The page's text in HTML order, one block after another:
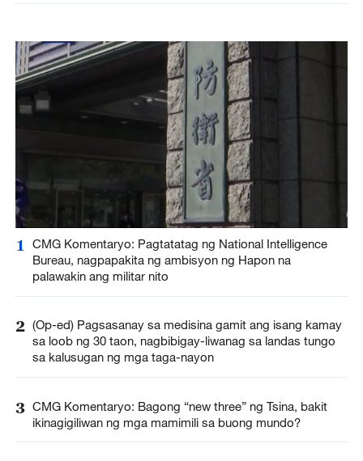
1
CMG Komentaryo: Pagtatatag ng National Intelligence
Bureau, nagpapakita ng ambisyon ng Hapon na
palawakin ang militar nito
2 (Op-ed) Pagsasanay sa medisina gamit ang isang kamay
sa loob ng 30 taon, nagbibigay-liwanag sa landas tungo
sa kalusugan ng mga taga-nayon
3 CMG Komentaryo: Bagong “new three” ng Tsina, bakit
ikinagigiliwan ng mga mamimili sa buong mundo?